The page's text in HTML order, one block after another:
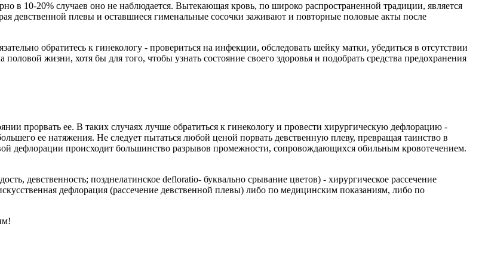
в 10-20% случаев оно не наблюдается. Вытекающая кровь, по широко распространенной традиции, является
девственной плевы и оставшиеся гименальные сосочки заживают и повторные половые акты после
обратитесь к гинекологу - провериться на инфекции, обследовать шейку матки, убедиться в отсутствии
жизни, хотя бы для того, чтобы узнать состояние своего здоровья и подобрать средства предохранения
прорвать ее. В таких случаях лучше обратиться к гинекологу и провести хирургическую дефлорацию -
ее натяжения. Не следует пытаться любой ценой порвать девственную плеву, превращая таинство в
дефлорации происходит большинство разрывов промежности, сопровождающихся обильным кровотечением.
девственность; позднелaтинское defloratio- буквально срывaние цветов) - хирургическое рассечение
дефлорация (рассечение девственной плевы) либо по медицинским показаниям, либо по